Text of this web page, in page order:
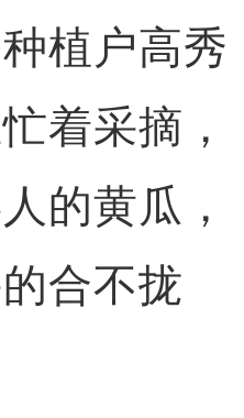
植户高秀
着采摘，
的黄瓜，
合不拢